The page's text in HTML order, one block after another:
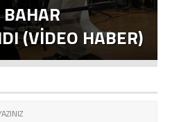
(VİDEO HABER)